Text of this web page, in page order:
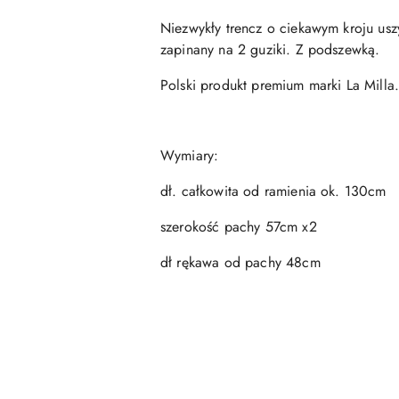
Niezwykły trencz o ciekawym kroju
zapinany na 2 guziki. Z podszewką.
Polski produkt premium marki La Milla.
Wymiary:
dł. całkowita od ramienia ok. 130cm
szerokość pachy 57cm x2
dł rękawa od pachy 48cm